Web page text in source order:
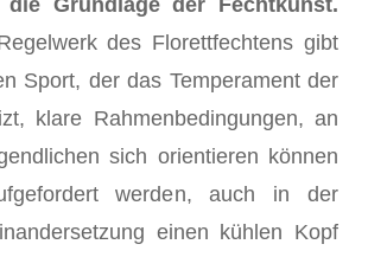
Grundlage der Fechtkunst.
des Florettfechtens gibt
Sport, der das Temperament der
klare Rahmenbedingungen, an
sich orientieren können
werden, auch in der
einen kühlen Kopf